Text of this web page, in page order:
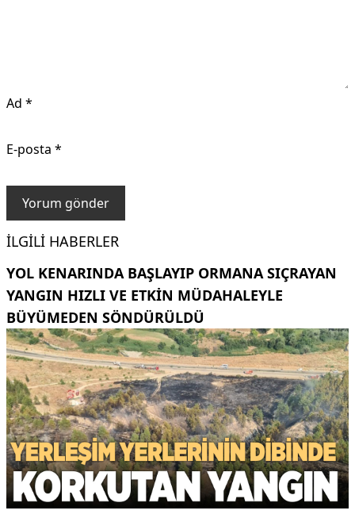
Ad *
E-posta *
İLGILI HABERLER
YOL KENARINDA BAŞLAYIP ORMANA SIÇRAYAN
YANGIN HIZLI VE ETKIN MÜDAHALEYLE
BÜYÜMEDEN SÖNDÜRÜLDÜ